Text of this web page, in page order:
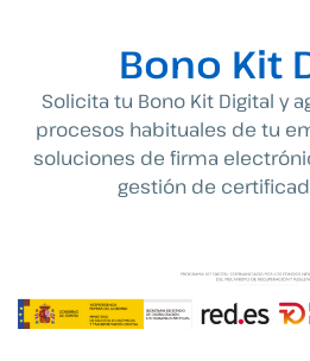
Bono Kit
Solicita tu Bono Kit Digital y
procesos habituales de tu
soluciones de firma
gestión de